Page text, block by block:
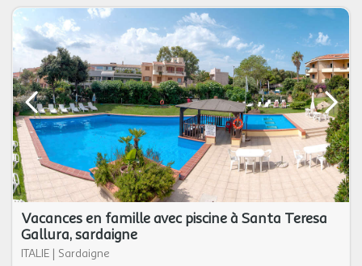
Vacances en famille avec piscine à Santa Teresa
Gallura, sardaigne
ITALIE | Sardaigne